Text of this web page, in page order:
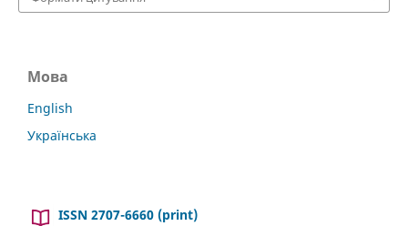
Мова
English
Українська
ISSN 2707-6660 (print)